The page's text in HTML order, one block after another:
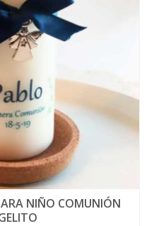
NIÑO COMUNIÓN